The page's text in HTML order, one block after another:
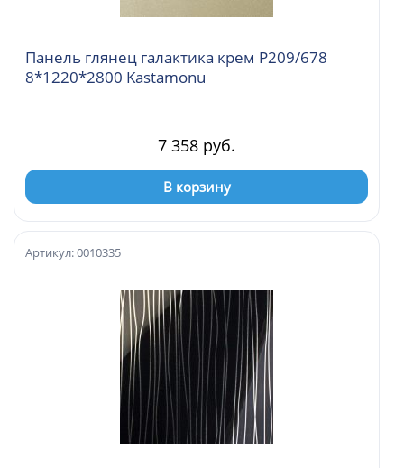
Панель глянец галактика крем Р209/678
8*1220*2800 Kastamonu
7 358 руб.
В корзину
Артикул: 0010335